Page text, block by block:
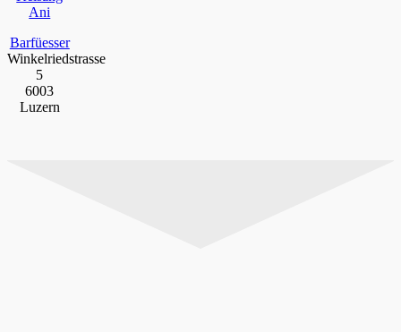
Ani
Barfüesser
Winkelriedstrasse
5
6003
Luzern